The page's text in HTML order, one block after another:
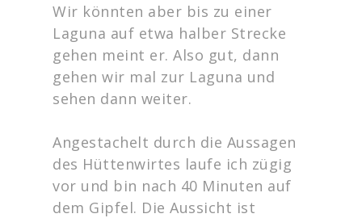
Wir könnten aber bis zu einer
Laguna auf etwa halber Strecke
gehen meint er. Also gut, dann
gehen wir mal zur Laguna und
sehen dann weiter.
Angestachelt durch die Aussagen
des Hüttenwirtes laufe ich zügig
vor und bin nach 40 Minuten auf
dem Gipfel. Die Aussicht ist